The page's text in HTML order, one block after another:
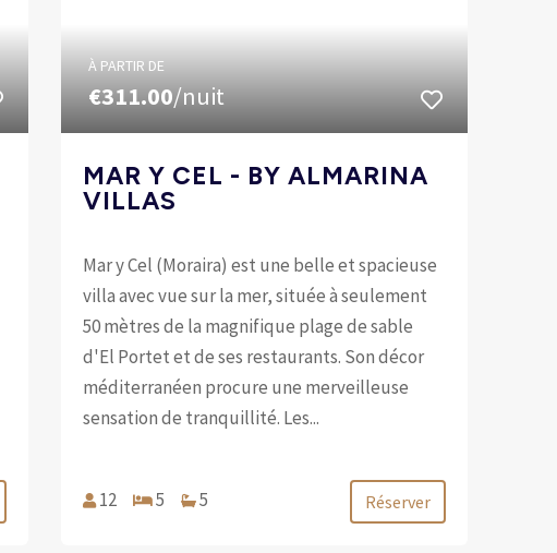
À PARTIR DE
€311.00/nuit
MAR Y CEL - BY ALMARINA
VILLAS
Mar y Cel (Moraira) est une belle et spacieuse
villa avec vue sur la mer, située à seulement
50 mètres de la magnifique plage de sable
d'El Portet et de ses restaurants. Son décor
méditerranéen procure une merveilleuse
sensation de tranquillité. Les...
12 5 5 Réserver